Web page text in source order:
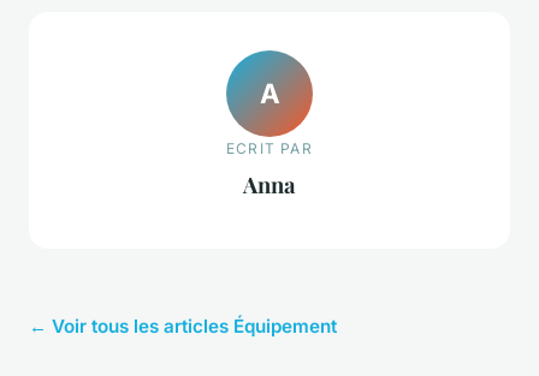
A
ECRIT PAR
Anna
← Voir tous les articles Équipement